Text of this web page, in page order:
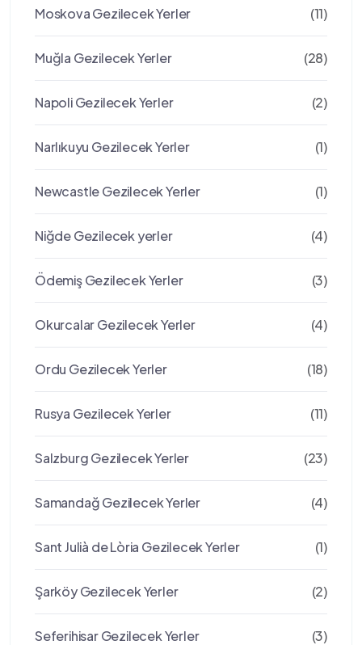
Moskova Gezilecek Yerler (11)
Muğla Gezilecek Yerler (28)
Napoli Gezilecek Yerler (2)
Narlıkuyu Gezilecek Yerler (1)
Newcastle Gezilecek Yerler (1)
Niğde Gezilecek yerler (4)
Ödemiş Gezilecek Yerler (3)
Okurcalar Gezilecek Yerler (4)
Ordu Gezilecek Yerler (18)
Rusya Gezilecek Yerler (11)
Salzburg Gezilecek Yerler (23)
Samandağ Gezilecek Yerler (4)
Sant Julià de Lòria Gezilecek Yerler (1)
Şarköy Gezilecek Yerler (2)
Seferihisar Gezilecek Yerler (3)